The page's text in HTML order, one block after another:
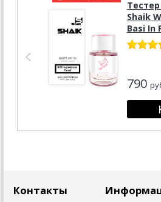
Shaik
Basi In
790
Контакты